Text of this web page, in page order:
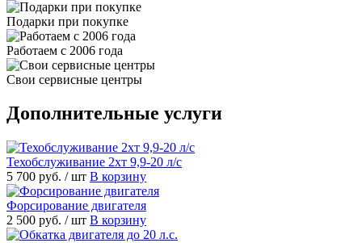
Подарки при покупке
Работаем с 2006 года
Свои сервисные центры
Дополнительные услуги
Техобслуживание 2хт 9,9-20 л/с
5 700 руб. / шт В корзину
Форсирование двигателя
2 500 руб. / шт В корзину